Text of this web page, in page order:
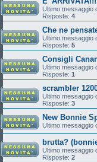
Ultimo messaggio
Risposte: 4
Che ne
Ultimo messaggio
Risposte: 5
Consigli
Ultimo messaggio
Risposte: 1
scrambler
Ultimo messaggio
Risposte: 3
New Bonnie
Ultimo messaggio
brutta?
Ultimo messaggio
Risposte: 2